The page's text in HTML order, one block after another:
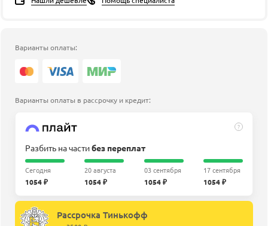
Варианты оплаты:
Варианты оплаты в рассрочку и кредит:
?
Разбить на частибез переплат
Сегодня
1054 ₽
20 августа
1054 ₽
03 сентября
1054 ₽
17 сентября
1054 ₽
Рассрочка Тинькофф